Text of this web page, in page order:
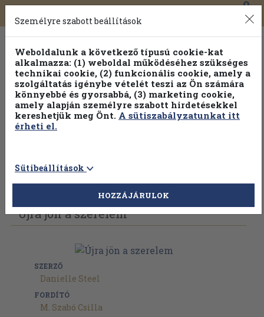
Toggle
navigation
0
Válogasson több mint 1.000.000 kiadványunk közül
100% kedvezménnyel!
Vissza az előző oldalra Válasszon példányt
Újra jön a szerelem
SZERZŐ
Danielle Steel
FORDÍTÓ
M. Szabó Csilla
Személyre szabott beállítások
Weboldalunk a következő típusú cookie-kat
alkalmazza: (1) weboldal működéséhez szükséges
technikai cookie, (2) funkcionális cookie, amely a
szolgáltatás igénybe vételét teszi az Ön számára
könnyebbé és gyorsabbá, (3) marketing cookie,
amely alapján személyre szabott hirdetésekkel
kereshetjük meg Önt. A sütiszabályzatunkat itt
érheti el.
Sütibeállítások
HOZZÁJÁRULOK